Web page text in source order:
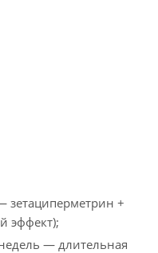
зетациперметрин +
эффект);
— длительная